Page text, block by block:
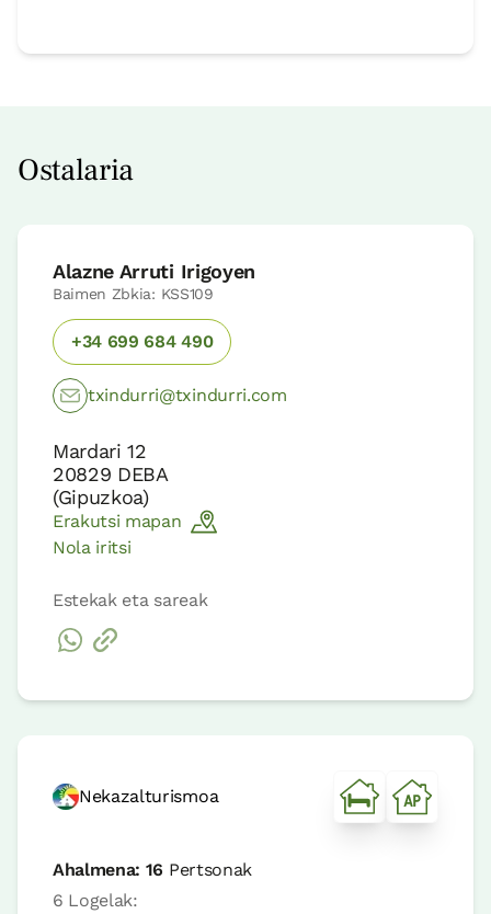
Ostalaria
Alazne Arruti Irigoyen
Baimen Zbkia: KSS109
+34 699 684 490
txindurri@txindurri.com
Mardari 12
20829 DEBA
(Gipuzkoa)
Erakutsi mapan
Nola iritsi
Estekak eta sareak
Nekazalturismoa
Ahalmena: 16 Pertsonak
6 Logelak: